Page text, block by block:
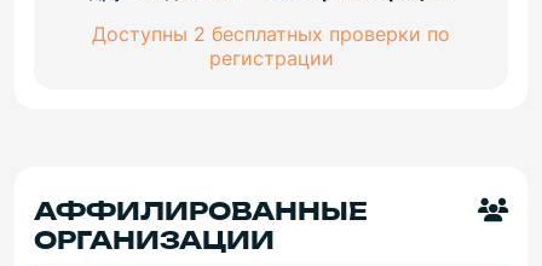
Доступны 2 бесплатных проверки по
регистрации
АФФИЛИРОВАННЫЕ
ОРГАНИЗАЦИИ